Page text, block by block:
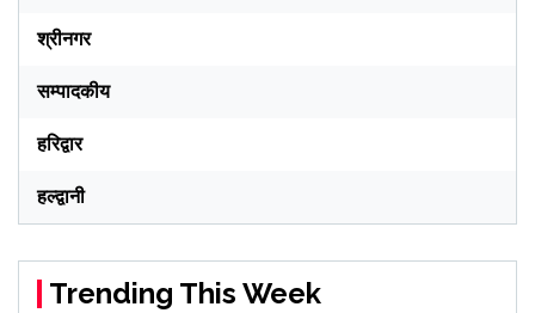
श्रीनगर
सम्पादकीय
हरिद्वार
हल्द्वानी
Trending This Week